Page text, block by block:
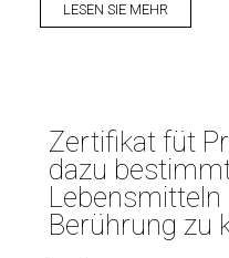
LESEN SIE MEHR
Zertifikat füt
dazu
Lebensmitteln
Berührung zu